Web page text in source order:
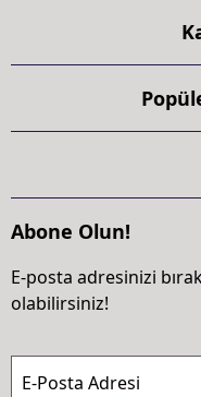
Abone Olun!
E-posta adresinizi
olabilirsiniz!
E-Posta Adresi